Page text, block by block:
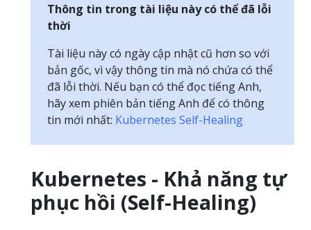
Thông tin trong tài liệu này có thể đã lỗi
thời
Tài liệu này có ngày cập nhật cũ hơn so với
bản gốc, vì vậy thông tin mà nó chứa có thể
đã lỗi thời. Nếu bạn có thể đọc tiếng Anh,
hãy xem phiên bản tiếng Anh để có thông
tin mới nhất: Kubernetes Self-Healing
Kubernetes - Khả năng tự
phục hồi (Self-Healing)